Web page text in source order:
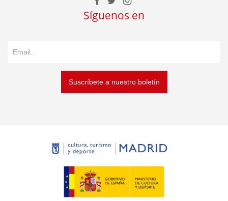
Síguenos en
Suscríbete a nuestro boletín